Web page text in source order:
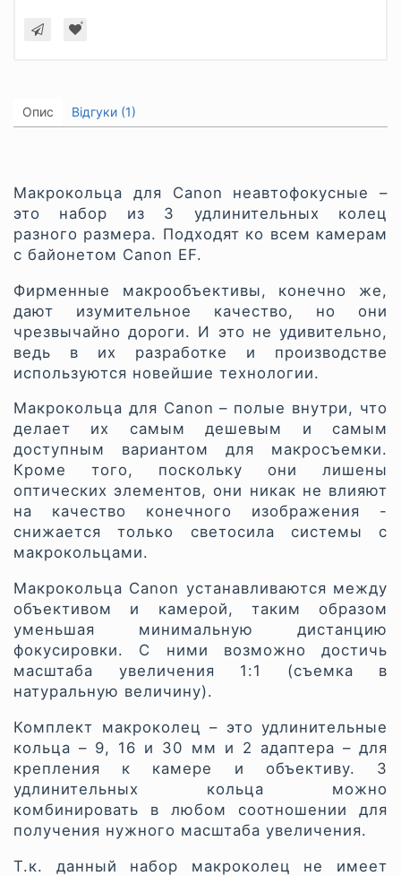
Опис Відгуки (1)
Макрокольца для Canon неавтофокусные –
это набор из 3 удлинительных колец
разного размера. Подходят ко всем камерам
с байонетом Canon EF.
Фирменные макрообъективы, конечно же,
дают изумительное качество, но они
чрезвычайно дороги. И это не удивительно,
ведь в их разработке и производстве
используются новейшие технологии.
Макрокольца для Canon – полые внутри, что
делает их самым дешевым и самым
доступным вариантом для макросъемки.
Кроме того, поскольку они лишены
оптических элементов, они никак не влияют
на качество конечного изображения -
снижается только светосила системы с
макрокольцами.
Макрокольца Canon устанавливаются между
объективом и камерой, таким образом
уменьшая минимальную дистанцию
фокусировки. С ними возможно достичь
масштаба увеличения 1:1 (съемка в
натуральную величину).
Комплект макроколец – это удлинительные
кольца – 9, 16 и 30 мм и 2 адаптера – для
крепления к камере и объективу. 3
удлинительных кольца можно
комбинировать в любом соотношении для
получения нужного масштаба увеличения.
Т.к. данный набор макроколец не имеет